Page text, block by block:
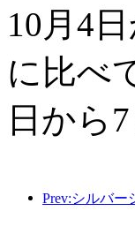
10月4
に比べ
日から